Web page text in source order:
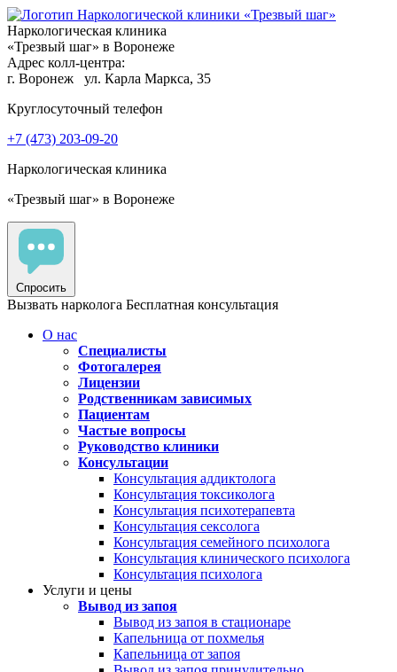
Наркологическая клиника
«Трезвый шаг» в Воронеже
Адрес колл-центра:
г. Воронеж
ул. Карла Маркса, 35
Круглосуточный телефон
+7 (473) 203-09-20
Наркологическая клиника
«Трезвый шаг» в Воронеже
Спросить
Вызвать нарколога Бесплатная консультация
О нас
Специалисты
Фотогалерея
Лицензии
Родственникам зависимых
Пациентам
Частые вопросы
Руководство клиники
Консультации
Консультация аддиктолога
Консультация токсиколога
Консультация психотерапевта
Консультация сексолога
Консультация семейного психолога
Консультация клинического психолога
Консультация психолога
Услуги и цены
Вывод из запоя
Вывод из запоя в стационаре
Капельница от похмелья
Капельница от запоя